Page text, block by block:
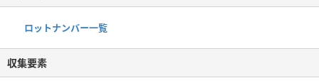
ロットナンバー一覧
収集要素